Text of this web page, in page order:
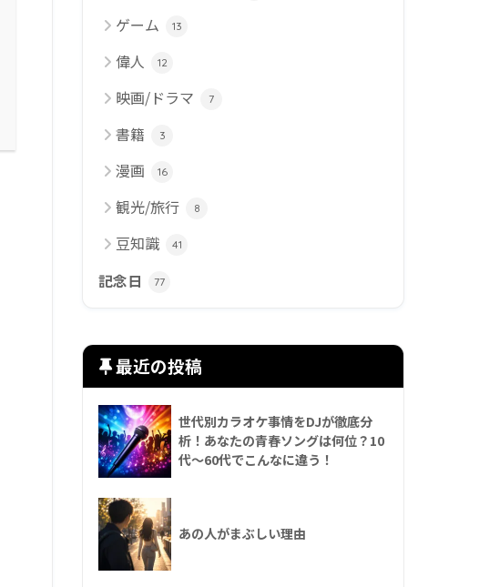
ゲーム 13
偉人 12
映画/ドラマ 7
書籍 3
漫画 16
観光/旅行 8
豆知識 41
記念日 77
最近の投稿
世代別カラオケ事情をDJが徹底分
析！あなたの青春ソングは何位？10
代〜60代でこんなに違う！
あの人がまぶしい理由